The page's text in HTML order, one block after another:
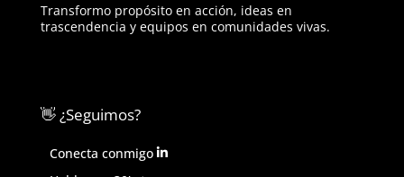
Transformo propósito en acción, ideas en
trascendencia y equipos en comunidades vivas.
👋 ¿Seguimos?
Conecta conmigo